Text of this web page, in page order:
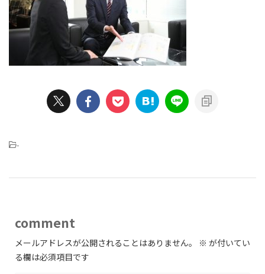
-
comment
メールアドレスが公開されることはありません。 ※ が付いてい
る欄は必須項目です